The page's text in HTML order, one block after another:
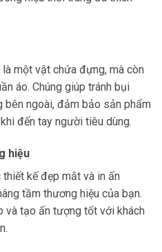
một vật chứa đựng, mà còn
áo. Chúng giúp tránh bụi
bên ngoài, đảm bảo sản phẩm
đến tay người tiêu dùng.
hiệu
kế đẹp mắt và in ấn
tầm thương hiệu của bạn.
và tạo ấn tượng tốt với khách